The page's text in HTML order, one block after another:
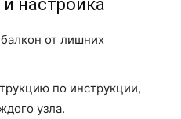
и настройка
от лишних
по инструкции,
узла.